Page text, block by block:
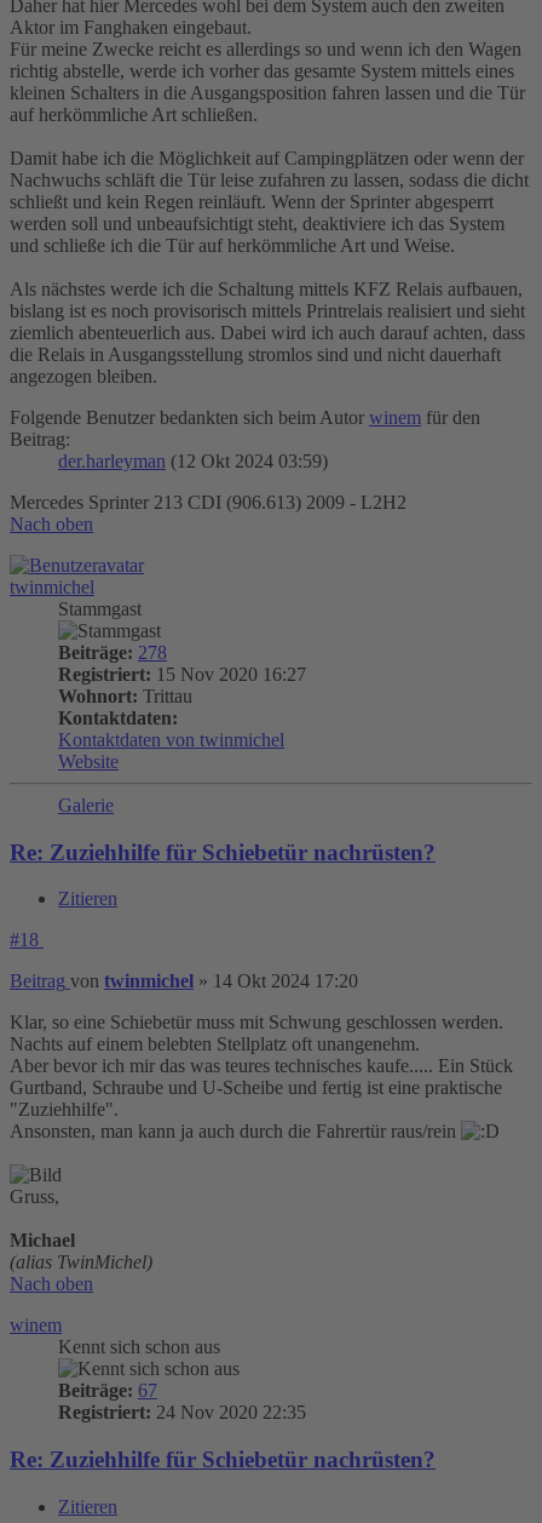
Daher hat hier Mercedes wohl bei dem System auch den zweiten
Aktor im Fanghaken eingebaut.
Für meine Zwecke reicht es allerdings so und wenn ich den Wagen
richtig abstelle, werde ich vorher das gesamte System mittels eines
kleinen Schalters in die Ausgangsposition fahren lassen und die Tür
auf herkömmliche Art schließen.
Damit habe ich die Möglichkeit auf Campingplätzen oder wenn der
Nachwuchs schläft die Tür leise zufahren zu lassen, sodass die dicht
schließt und kein Regen reinläuft. Wenn der Sprinter abgesperrt
werden soll und unbeaufsichtigt steht, deaktiviere ich das System
und schließe ich die Tür auf herkömmliche Art und Weise.
Als nächstes werde ich die Schaltung mittels KFZ Relais aufbauen,
bislang ist es noch provisorisch mittels Printrelais realisiert und sieht
ziemlich abenteuerlich aus. Dabei wird ich auch darauf achten, dass
die Relais in Ausgangsstellung stromlos sind und nicht dauerhaft
angezogen bleiben.
Folgende Benutzer bedankten sich beim Autor winem für den
Beitrag:
der.harleyman (12 Okt 2024 03:59)
Mercedes Sprinter 213 CDI (906.613) 2009 - L2H2
Nach oben
twinmichel
Stammgast
Beiträge: 278
Registriert: 15 Nov 2020 16:27
Wohnort: Trittau
Kontaktdaten:
Kontaktdaten von twinmichel
Website
Galerie
Re: Zuziehhilfe für Schiebetür nachrüsten?
Zitieren
#18
Beitrag von twinmichel » 14 Okt 2024 17:20
Klar, so eine Schiebetür muss mit Schwung geschlossen werden.
Nachts auf einem belebten Stellplatz oft unangenehm.
Aber bevor ich mir das was teures technisches kaufe..... Ein Stück
Gurtband, Schraube und U-Scheibe und fertig ist eine praktische
"Zuziehhilfe".
Ansonsten, man kann ja auch durch die Fahrertür raus/rein
Gruss,
Michael
(alias TwinMichel)
Nach oben
winem
Kennt sich schon aus
Beiträge: 67
Registriert: 24 Nov 2020 22:35
Re: Zuziehhilfe für Schiebetür nachrüsten?
Zitieren